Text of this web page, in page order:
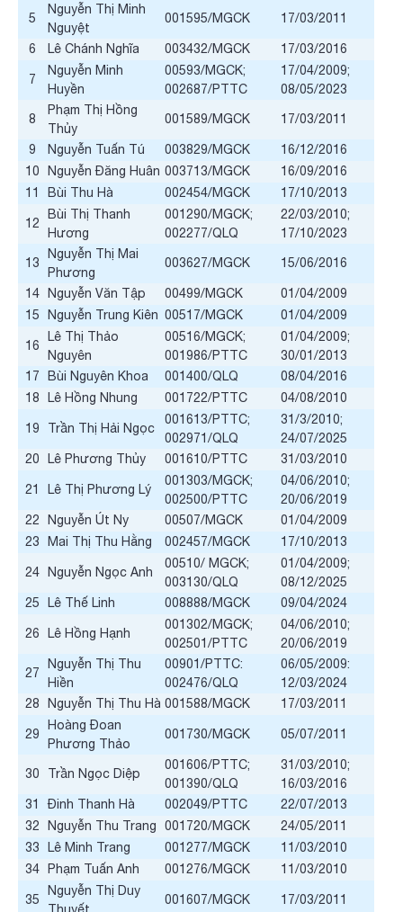
5
Nguyễn Thị Minh
Nguyệt
001595/MGCK 17/03/2011
6 Lê Chánh Nghĩa 003432/MGCK 17/03/2016
7
Nguyễn Minh
Huyền
00593/MGCK;
002687/PTTC
17/04/2009;
08/05/2023
8
Phạm Thị Hồng
Thủy
001589/MGCK 17/03/2011
9 Nguyễn Tuấn Tú 003829/MGCK
16/12/2016
10
Nguyễn Đăng Huân 003713/MGCK
16/09/2016
11
Bùi Thu Hà 002454/MGCK 17/10/2013
12
Bùi Thị Thanh
Hương
001290/MGCK;
002277/QLQ
22/03/2010;
17/10/2023
13
Nguyễn Thị Mai
Phương
003627/MGCK 15/06/2016
14 Nguyễn Văn Tập 00499/MGCK
01/04/2009
15
Nguyễn Trung Kiên 00517/MGCK 01/04/2009
16
Lê Thị Thảo
Nguyên
00516/MGCK;
001986/PTTC
01/04/2009;
30/01/2013
17
Bùi Nguyên Khoa 001400/QLQ
08/04/2016
18
Lê Hồng Nhung 001722/PTTC 04/08/2010
19 Trần Thị Hải Ngọc
001613/PTTC;
002971/QLQ
31/3/2010;
24/07/2025
20
Lê Phương Thủy 001610/PTTC 31/03/2010
21 Lê Thị Phương Lý
001303/MGCK;
002500/PTTC
04/06/2010;
20/06/2019
22
Nguyễn Út Ny 00507/MGCK
01/04/2009
23
Mai Thị Thu Hằng 002457/MGCK 17/10/2013
24 Nguyễn Ngọc Anh
00510/ MGCK;
003130/QLQ
01/04/2009;
08/12/2025
25
Lê Thế Linh 008888/MGCK 09/04/2024
26 Lê Hồng Hạnh
001302/MGCK;
002501/PTTC
04/06/2010;
20/06/2019
27
Nguyễn Thị Thu
Hiền
00901/PTTC:
002476/QLQ
06/05/2009:
12/03/2024
28
Nguyễn Thị Thu Hà 001588/MGCK 17/03/2011
29
Hoàng Đoan
Phương Thảo
001730/MGCK 05/07/2011
30 Trần Ngọc Diệp
001606/PTTC;
001390/QLQ
31/03/2010;
16/03/2016
31
Đinh Thanh Hà 002049/PTTC
22/07/2013
32
Nguyễn Thu Trang 001720/MGCK
24/05/2011
33
Lê Minh Trang 001277/MGCK
11/03/2010
34 Phạm Tuấn Anh 001276/MGCK 11/03/2010
35
Nguyễn Thị Duy
Thuyết
001607/MGCK 17/03/2011